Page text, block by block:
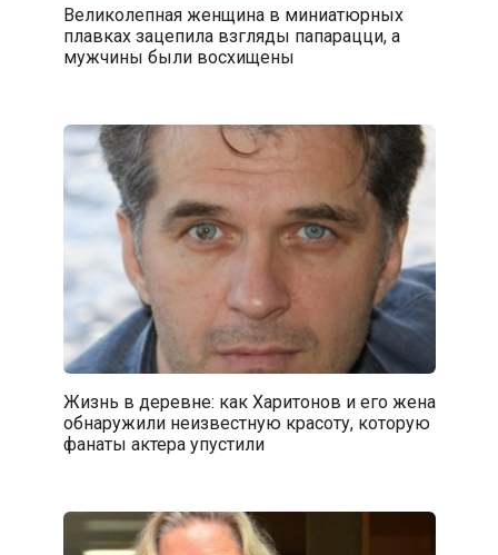
Великолепная женщина в миниатюрных
плавках зацепила взгляды папарацци, а
мужчины были восхищены
Жизнь в деревне: как Харитонов и его жена
обнаружили неизвестную красоту, которую
фанаты актера упустили